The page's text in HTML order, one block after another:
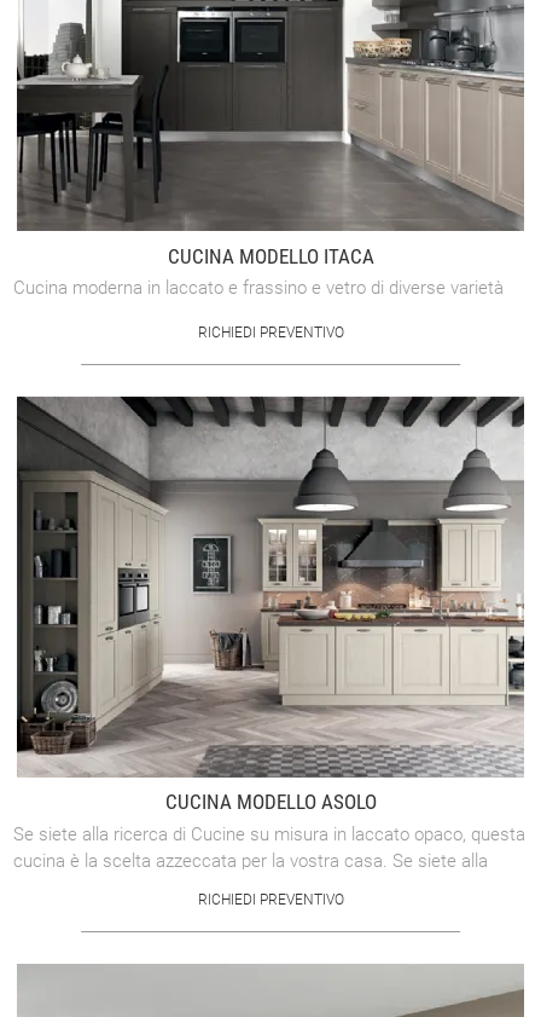
CUCINA MODELLO ITACA
Cucina moderna in laccato e frassino e vetro di diverse varietà
RICHIEDI PREVENTIVO
CUCINA MODELLO ASOLO
Se siete alla ricerca di Cucine su misura in laccato opaco, questa
cucina è la scelta azzeccata per la vostra casa. Se siete alla
RICHIEDI PREVENTIVO